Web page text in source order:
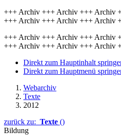
+++ Archiv +++ Archiv +++ Archiv
+++ Archiv +++ Archiv +++ Archiv
+++ Archiv +++ Archiv +++ Archiv
+++ Archiv +++ Archiv +++ Archiv
Direkt zum Hauptinhalt
Direkt zum Hauptmenü
Webarchiv
Texte
2012
zurück zu: Texte ()
Bildung